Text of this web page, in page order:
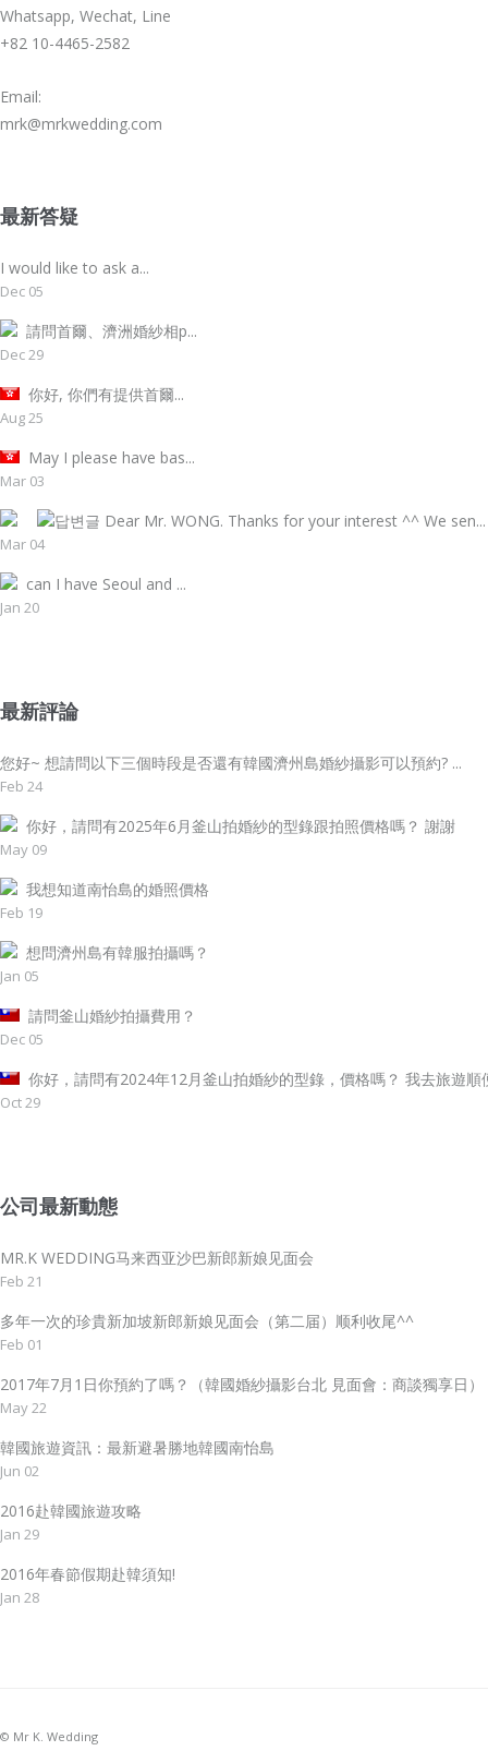
Whatsapp, Wechat, Line
+82 10-4465-2582
Email:
mrk@mrkwedding.com
最新答疑
I would like to ask a...
Dec 05
請問首爾、濟洲婚紗相p...
Dec 29
你好, 你們有提供首爾...
Aug 25
May I please have bas...
Mar 03
Dear Mr. WONG. Thanks for your interest ^^ We sen...
Mar 04
can I have Seoul and ...
Jan 20
最新評論
您好~ 想請問以下三個時段是否還有韓國濟州島婚紗攝影可以預約? ...
Feb 24
你好，請問有2025年6月釜山拍婚紗的型錄跟拍照價格嗎？ 謝謝
May 09
我想知道南怡島的婚照價格
Feb 19
想問濟州島有韓服拍攝嗎？
Jan 05
請問釜山婚紗拍攝費用？
Dec 05
你好，請問有2024年12月釜山拍婚紗的型錄，價格嗎？ 我去旅遊順
Oct 29
公司最新動態
MR.K WEDDING马来西亚沙巴新郎新娘见面会
Feb 21
多年一次的珍貴新加坡新郎新娘见面会（第二届）顺利收尾^^
Feb 01
2017年7月1日你預約了嗎？（韓國婚紗攝影台北 見面會：商談獨享日）
May 22
韓國旅遊資訊：最新避暑勝地韓國南怡島
Jun 02
2016赴韓國旅遊攻略
Jan 29
2016年春節假期赴韓須知!
Jan 28
© Mr K. Wedding